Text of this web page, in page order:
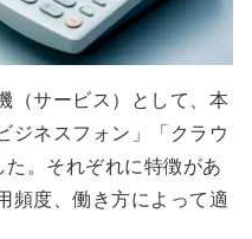
（サービス）として、本
ジネスフォン」「クラウ
。それぞれに特徴があ
頻度、働き方によって適